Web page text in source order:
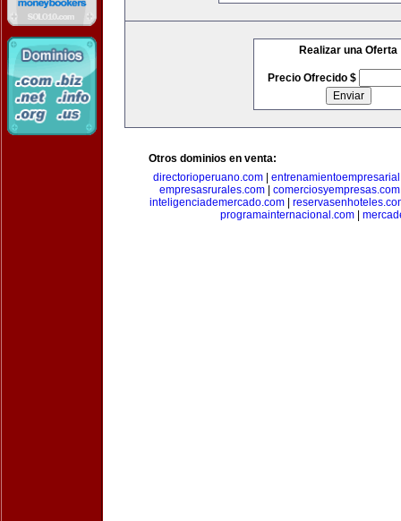
Realizar una Oferta
Precio Ofrecido $
Otros dominios en venta:
directorioperuano.com|
empresasrurales.com
comerciosyempresas.com
inteligenciademercado.com|
programainternacional.com|